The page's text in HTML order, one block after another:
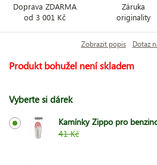
Doprava ZDARMA
od 3 001 Kč
Záruka
originality
Zobrazit popis Dotaz
Produkt bohužel není skladem
Vyberte si dárek
Kamínky Zippo pro
41 Kč